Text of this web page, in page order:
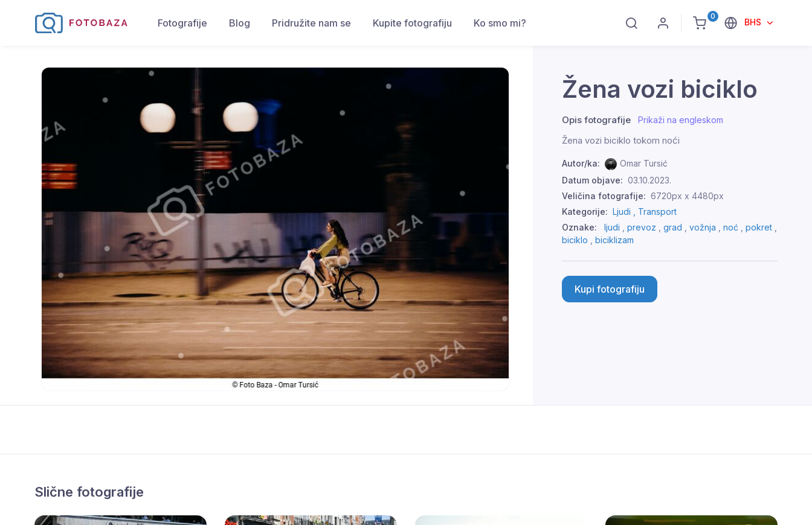
0
BHS
Fotografije Blog Pridružite nam se Kupite fotografiju Ko smo mi?
Žena vozi biciklo
Opis fotografije Prikaži na engleskom
Žena vozi biciklo tokom noći
Autor/ka:
Omar Tursić
Datum objave: 03.10.2023.
Veličina fotografije: 6720px x 4480px
Kategorije: Ljudi , Transport
Oznake:
ljudi , prevoz , grad , vožnja , noć , pokret ,
biciklo , biciklizam
Kupi fotografiju
Slične fotografije